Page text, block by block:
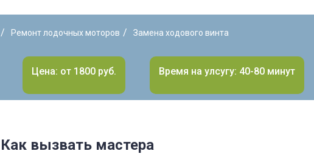
/ Ремонт лодочных моторов / Замена ходового винта
Цена: от 1800 руб. Время на улсугу: 40-80 минут
Как вызвать мастера